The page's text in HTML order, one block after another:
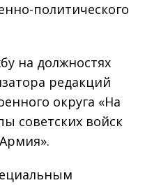
политического
на должностях
редакций
округа «На
советских войск